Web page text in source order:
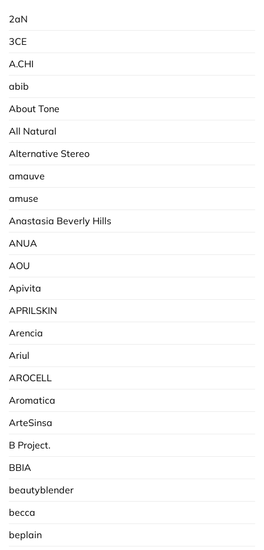
2aN
3CE
A.CHI
abib
About Tone
All Natural
Alternative Stereo
amauve
amuse
Anastasia Beverly Hills
ANUA
AOU
Apivita
APRILSKIN
Arencia
Ariul
AROCELL
Aromatica
ArteSinsa
B Project.
BBIA
beautyblender
becca
beplain